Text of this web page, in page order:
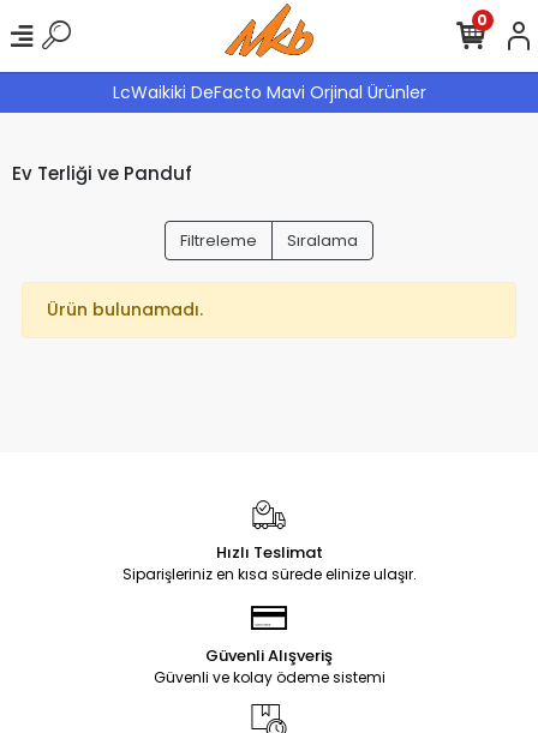
LcWaikiki DeFacto Mavi Orjinal Ürünler
0
Ev Terliği ve Panduf
Filtreleme Sıralama
Ürün bulunamadı.
Hızlı Teslimat
Siparişleriniz en kısa sürede elinize ulaşır.
Güvenli Alışveriş
Güvenli ve kolay ödeme sistemi